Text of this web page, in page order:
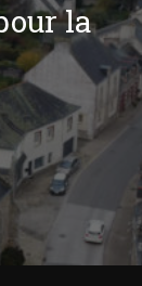
la